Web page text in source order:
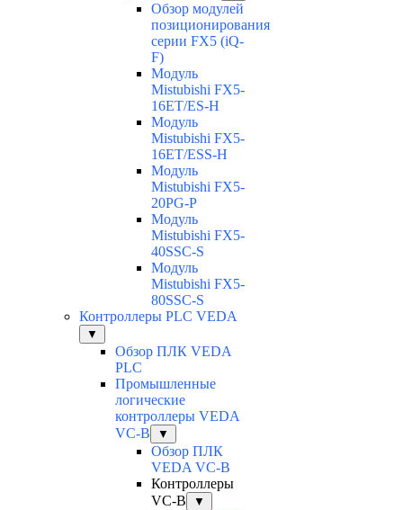
Обзор модулей
позиционирования
серии FX5 (iQ-
F)
Модуль
Mistubishi FX5-
16ET/ES-H
Модуль
Mistubishi FX5-
16ET/ESS-H
Модуль
Mistubishi FX5-
20PG-P
Модуль
Mistubishi FX5-
40SSC-S
Модуль
Mistubishi FX5-
80SSC-S
Контроллеры PLC VEDA
▼
Обзор ПЛК VEDA
PLC
Промышленные
логические
контроллеры VEDA
VC-B
▼
Обзор ПЛК
VEDA VC-B
Контроллеры
VC-B
▼